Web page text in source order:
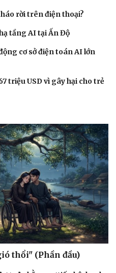
rời trên điện thoại?
tầng AI tại Ấn Độ
cơ sở điện toán AI lớn
triệu USD vì gây hại cho trẻ
thổi" (Phần đầu)